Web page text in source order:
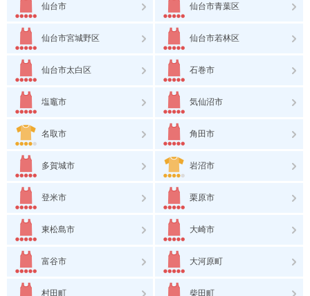
仙台市 仙台市青葉区
仙台市宮城野区 仙台市若林区
仙台市太白区 石巻市
塩竈市 気仙沼市
名取市 角田市
多賀城市 岩沼市
登米市 栗原市
東松島市 大崎市
富谷市 大河原町
村田町 柴田町